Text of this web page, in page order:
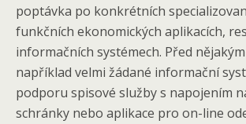
poptávka po konkrétních
funkčních ekonomických aplikacích,
informačních systémech. Před
například velmi žádané informační
podporu spisové služby s napojením
schránky nebo aplikace pro on-line